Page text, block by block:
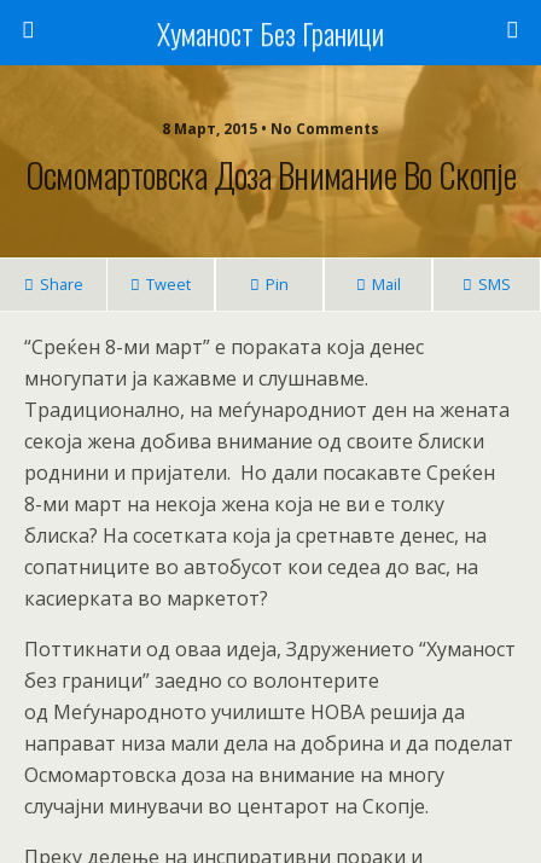
Хуманост Без Граници
8 Март, 2015 • No Comments
Осмомартовска Доза Внимание Во Скопје
Share Tweet Pin Mail SMS
“Среќен 8-ми март” е пораката која денес
многупати ја кажавме и слушнавме.
Традиционално, на меѓународниот ден на жената
секоја жена добива внимание од своите блиски
роднини и пријатели. Но дали посакавте Среќен
8-ми март на некоја жена која не ви е толку
блиска? На сосетката која ја сретнавте денес, на
сопатниците во автобусот кои седеа до вас, на
касиерката во маркетот?
Поттикнати од оваа идеја, Здружението “Хуманост
без граници” заедно со волонтерите
од Меѓународното училиште НОВА решија да
направат низа мали дела на добрина и да поделат
Осмомартовска доза на внимание на многу
случајни минувачи во центарот на Скопје.
Преку делење на инспиративни пораки и